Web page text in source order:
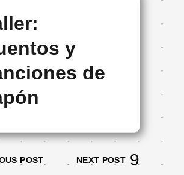
y
de
POST NEXT POST